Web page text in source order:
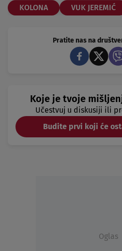
KOLONA VUK JEREMIĆ
Pratite nas na
Koje je tvoje
Učestvuj u diskusiji ili
Budite prvi koji će
Oglas